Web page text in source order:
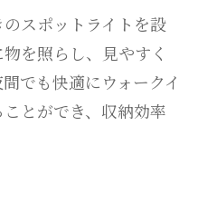
スポットライトを設
を照らし、見やすく
でも快適にウォークイ
とができ、収納効率